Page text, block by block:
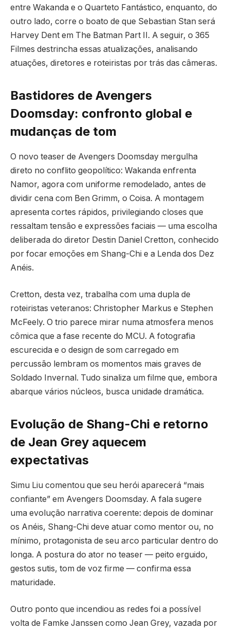
entre Wakanda e o Quarteto Fantástico, enquanto, do
outro lado, corre o boato de que Sebastian Stan será
Harvey Dent em The Batman Part II. A seguir, o 365
Filmes destrincha essas atualizações, analisando
atuações, diretores e roteiristas por trás das câmeras.
Bastidores de Avengers
Doomsday: confronto global e
mudanças de tom
O novo teaser de Avengers Doomsday mergulha
direto no conflito geopolítico: Wakanda enfrenta
Namor, agora com uniforme remodelado, antes de
dividir cena com Ben Grimm, o Coisa. A montagem
apresenta cortes rápidos, privilegiando closes que
ressaltam tensão e expressões faciais — uma escolha
deliberada do diretor Destin Daniel Cretton, conhecido
por focar emoções em Shang-Chi e a Lenda dos Dez
Anéis.
Cretton, desta vez, trabalha com uma dupla de
roteiristas veteranos: Christopher Markus e Stephen
McFeely. O trio parece mirar numa atmosfera menos
cômica que a fase recente do MCU. A fotografia
escurecida e o design de som carregado em
percussão lembram os momentos mais graves de
Soldado Invernal. Tudo sinaliza um filme que, embora
abarque vários núcleos, busca unidade dramática.
Evolução de Shang-Chi e retorno
de Jean Grey aquecem
expectativas
Simu Liu comentou que seu herói aparecerá “mais
confiante” em Avengers Doomsday. A fala sugere
uma evolução narrativa coerente: depois de dominar
os Anéis, Shang-Chi deve atuar como mentor ou, no
mínimo, protagonista de seu arco particular dentro do
longa. A postura do ator no teaser — peito erguido,
gestos sutis, tom de voz firme — confirma essa
maturidade.
Outro ponto que incendiou as redes foi a possível
volta de Famke Janssen como Jean Grey, vazada por